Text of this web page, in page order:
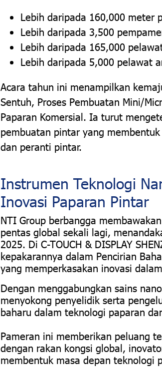
Lebih daripada 160,000 meter
Lebih daripada 3,500
Lebih daripada 165,000
Lebih daripada 5,000 pelawat
Acara tahun ini menampilkan
Sentuh, Proses Pembuatan Mini/
Paparan Komersial. Ia turut
pembuatan pintar yang
dan peranti pintar.
Instrumen Teknologi
Inovasi Paparan Pintar
NTI Group berbangga
pentas global sekali lagi,
2025. Di C-TOUCH & DISPLAY
kepakarannya dalam Pencirian
yang memperkasakan inovasi
Dengan menggabungkan sains
menyokong penyelidik serta
baharu dalam teknologi paparan
Pameran ini memberikan peluang
dengan rakan kongsi global,
membentuk masa depan teknologi